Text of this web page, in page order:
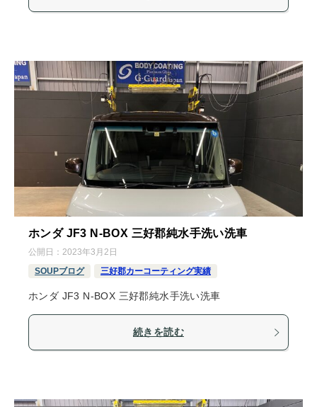
ホンダ JF3 N-BOX 三好郡純水手洗い洗車
公開日： 2023年3月2日
SOUPブログ
三好郡カーコーティング実績
ホンダ JF3 N-BOX 三好郡純水手洗い洗車
続きを読む